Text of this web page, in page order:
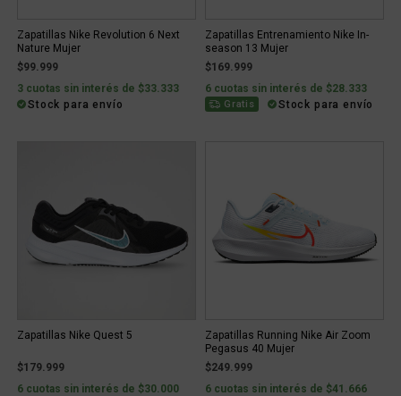
Zapatillas Nike Revolution 6 Next
Nature Mujer
$99.999
3 cuotas sin interés de $33.333
Stock para envío
Zapatillas Entrenamiento Nike In-
season 13 Mujer
$169.999
6 cuotas sin interés de $28.333
Gratis Stock para envío
Zapatillas Nike Quest 5
$179.999
6 cuotas sin interés de $30.000
Zapatillas Running Nike Air Zoom
Pegasus 40 Mujer
$249.999
6 cuotas sin interés de $41.666